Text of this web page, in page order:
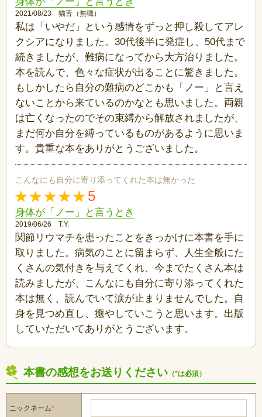
2021/08/23 猫舌（無職）
私は「いやだ」という感情をずっと押し殺してアレ
クシアになりました。30代後半に発症し、50代まで
続きましたが、難病になってから大方治りました。
本を読んで、色々な症状が出ることに驚きました。
もしかしたら自分の難病のどこかも「ノー」と言え
ないことから来ているのかなとも思いました。両親
は亡くなったのでその束縛から解放されましたが、
まだ何か自分を縛っているものがあるように思いま
す。貴重な本をありがとうございました。
こんなにも自分に寄り添ってくれた本は無かった
5
身体が「ノー」と言うとき
2019/06/26 T.Y.
関節リウマチを患ったことをきっかけに本書を手に
取りました。病気のことに留まらず、人生全般にた
くさんの気付きを与えてくれ、今までたくさん本は
読みましたが、こんなにも自分に寄り添ってくれた
本は無く、読んでいて涙が止まりませんでした。自
身を見つめ直し、癒やしていこうと思います。出版
していただいてありがとうございます。
本書の感想をお送りください （*は必須）
ニックネーム*